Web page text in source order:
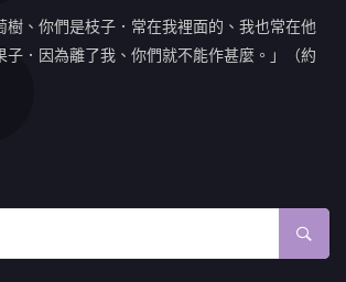
樹、你們是枝子．常在我裡面的、我也常在他
子．因為離了我、你們就不能作甚麼。」（約